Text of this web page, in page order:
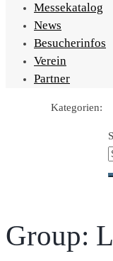
Messekatalog
News
Besucherinfos
Verein
Partner
Group: